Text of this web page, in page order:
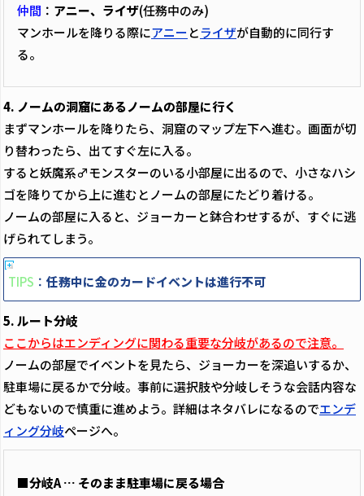
仲間 ： アニー、ライザ(任務中のみ)
マンホールを降りる際にアニー とライザが自動的に同行す
る。
4. ノームの洞窟にあるノームの部屋に行く
まずマンホールを降りたら、洞窟のマップ左下へ進む。画面が切
り替わったら、出てすぐ左に入る。
すると妖魔系♂モンスターのいる小部屋に出るので、小さなハシ
ゴを降りてから上に進むとノームの部屋にたどり着ける。
ノームの部屋に入ると、ジョーカーと鉢合わせするが、すぐに逃
げられてしまう。
TIPS ： 任務中に金のカードイベントは進行不可
5. ルート分岐
ここからはエンディングに関わる重要な分岐があるので注意。
ノームの部屋でイベントを見たら、ジョーカーを深追いするか、
駐車場に戻るかで分岐。事前に選択肢や分岐しそうな会話内容な
どもないので慎重に進めよう。詳細はネタバレになるのでエンデ
ィング分岐ページへ。
■分岐A … そのまま駐車場に戻る場合